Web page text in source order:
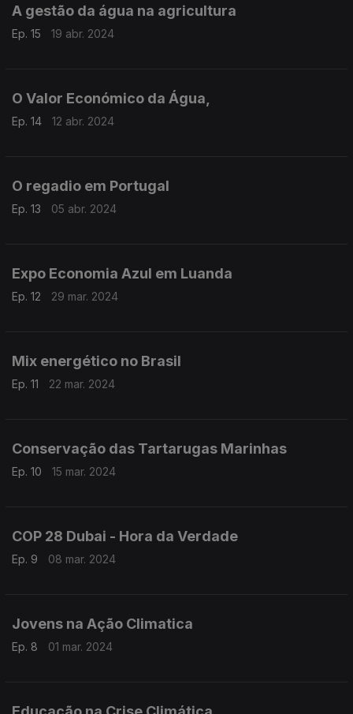
A gestão da água na agricultura
Ep. 15 19 abr. 2024
O Valor Económico da Água,
Ep. 14 12 abr. 2024
O regadio em Portugal
Ep. 13 05 abr. 2024
Expo Economia Azul em Luanda
Ep. 12 29 mar. 2024
Mix energético no Brasil
Ep. 11 22 mar. 2024
Conservação das Tartarugas Marinhas
Ep. 10 15 mar. 2024
COP 28 Dubai - Hora da Verdade
Ep. 9 08 mar. 2024
Jovens na Ação Climatica
Ep. 8 01 mar. 2024